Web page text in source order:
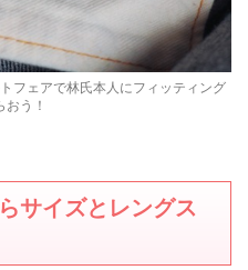
フェアで林氏本人にフィッティング
おう！
サイズとレングス